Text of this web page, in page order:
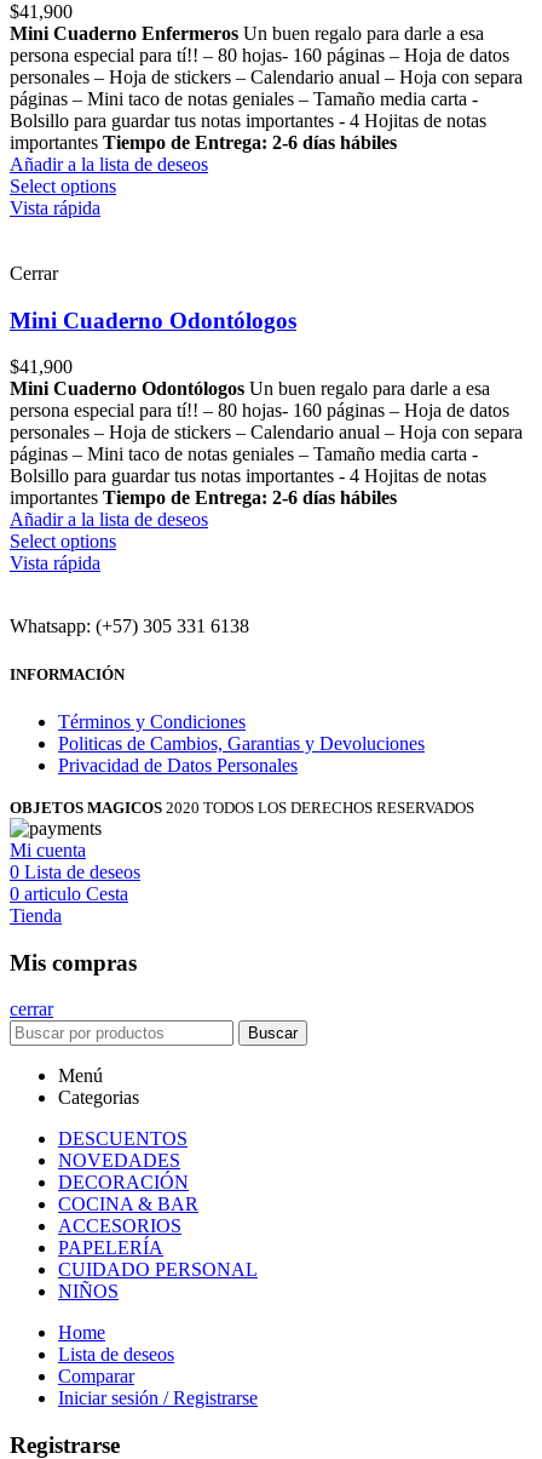
$41,900
Mini Cuaderno Enfermeros Un buen regalo para darle a esa
persona especial para tí!! – 80 hojas- 160 páginas – Hoja de datos
personales – Hoja de stickers – Calendario anual – Hoja con separa
páginas – Mini taco de notas geniales – Tamaño media carta -
Bolsillo para guardar tus notas importantes - 4 Hojitas de notas
importantes Tiempo de Entrega: 2-6 días hábiles
Añadir a la lista de deseos
Select options
Vista rápida
Cerrar
Mini Cuaderno Odontólogos
$41,900
Mini Cuaderno Odontólogos Un buen regalo para darle a esa
persona especial para tí!! – 80 hojas- 160 páginas – Hoja de datos
personales – Hoja de stickers – Calendario anual – Hoja con separa
páginas – Mini taco de notas geniales – Tamaño media carta -
Bolsillo para guardar tus notas importantes - 4 Hojitas de notas
importantes Tiempo de Entrega: 2-6 días hábiles
Añadir a la lista de deseos
Select options
Vista rápida
Whatsapp: (+57) 305 331 6138
INFORMACIÓN
Términos y Condiciones
Politicas de Cambios, Garantias y Devoluciones
Privacidad de Datos Personales
OBJETOS MAGICOS 2020 TODOS LOS DERECHOS RESERVADOS
Mi cuenta
0 Lista de deseos
0 articulo Cesta
Tienda
Mis compras
cerrar
Buscar
Menú
Categorias
DESCUENTOS
NOVEDADES
DECORACIÓN
COCINA & BAR
ACCESORIOS
PAPELERÍA
CUIDADO PERSONAL
NIÑOS
Home
Lista de deseos
Comparar
Iniciar sesión / Registrarse
Registrarse